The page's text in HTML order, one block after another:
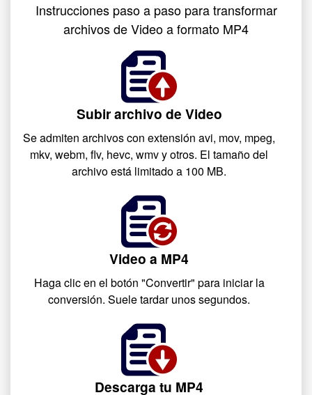
Instrucciones paso a paso para transformar
archivos de Video a formato MP4
Subir archivo de Video
Se admiten archivos con extensión avi, mov, mpeg,
mkv, webm, flv, hevc, wmv y otros. El tamaño del
archivo está limitado a 100 MB.
Video a MP4
Haga clic en el botón "Convertir" para iniciar la
conversión. Suele tardar unos segundos.
Descarga tu MP4